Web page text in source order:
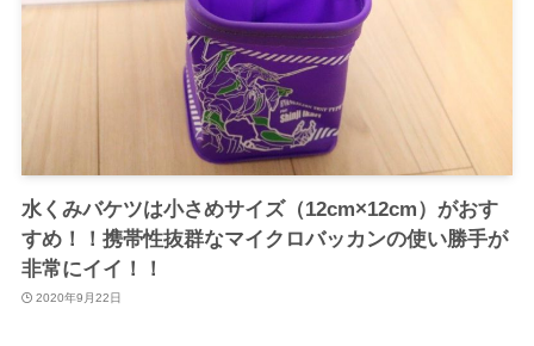
水くみバケツは小さめサイズ（12cm×12cm）がおす
すめ！！携帯性抜群なマイクロバッカンの使い勝手が
非常にイイ！！
2020年9月22日